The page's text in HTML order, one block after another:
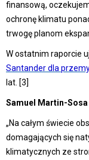
finansową,
ochronę klimatu
trwogę planom
W ostatnim raporcie
Santander dla
lat. [3]
Samuel Martin-
„Na całym świecie
domagających się
klimatycznych ze